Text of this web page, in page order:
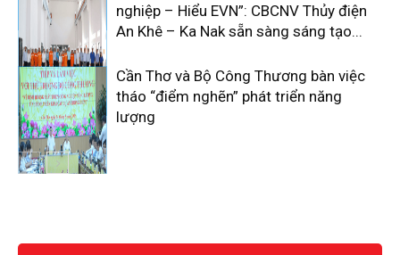
nghiệp – Hiểu EVN”: CBCNV Thủy điện
An Khê – Ka Nak sẵn sàng sáng tạo...
Cần Thơ và Bộ Công Thương bàn việc
tháo “điểm nghẽn” phát triển năng
lượng